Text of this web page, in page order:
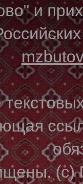
и
(с)